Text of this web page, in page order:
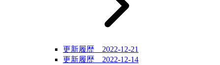
更新履歴 2022-12-21
更新履歴 2022-12-14